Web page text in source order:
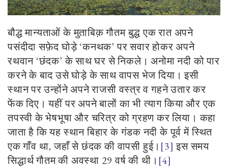
बौद्ध मान्यताओं के मुताबिक़ गौतम बुद्ध एक रात अपने
पसंदीदा सफ़ेद घोड़े‘कनथक’पर सवार होकर अपने
रथवान ‘छंदक’के साथ घर से निकले। अनोमा नदी को पार
करने के बाद उसे घोड़े के साथ वापस भेज दिया। इसी
स्थान पर उन्होंने अपने राजसी वस्त्र व गहने उतार कर
फेंक दिए। यहीं पर अपने बालों का भी त्याग किया और एक
तपस्वी के भेषभूषा और चरित्र को ग्रहण कर लिया। कहा
जाता है कि यह स्थान बिहार के गंडक नदी के पूर्व में स्थित
एक गाँव था,जहाँ से छंदक की वापसी हुई। [3] इस समय
सिद्धार्थ गौतम की अवस्था 29वर्ष की थी। [4]